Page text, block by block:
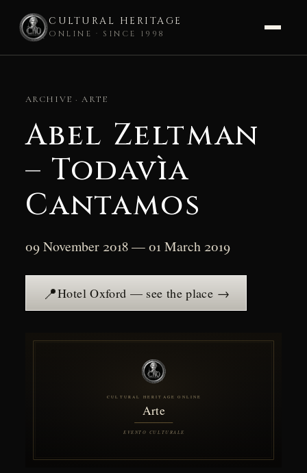
CULTURAL HERITAGE
ONLINE · SINCE 1998
contentARCHIVE · ARTE
Abel Zeltman
– Todavìa
Cantamos
09 November 2018 — 01 March 2019
📍Hotel Oxford — see the place →